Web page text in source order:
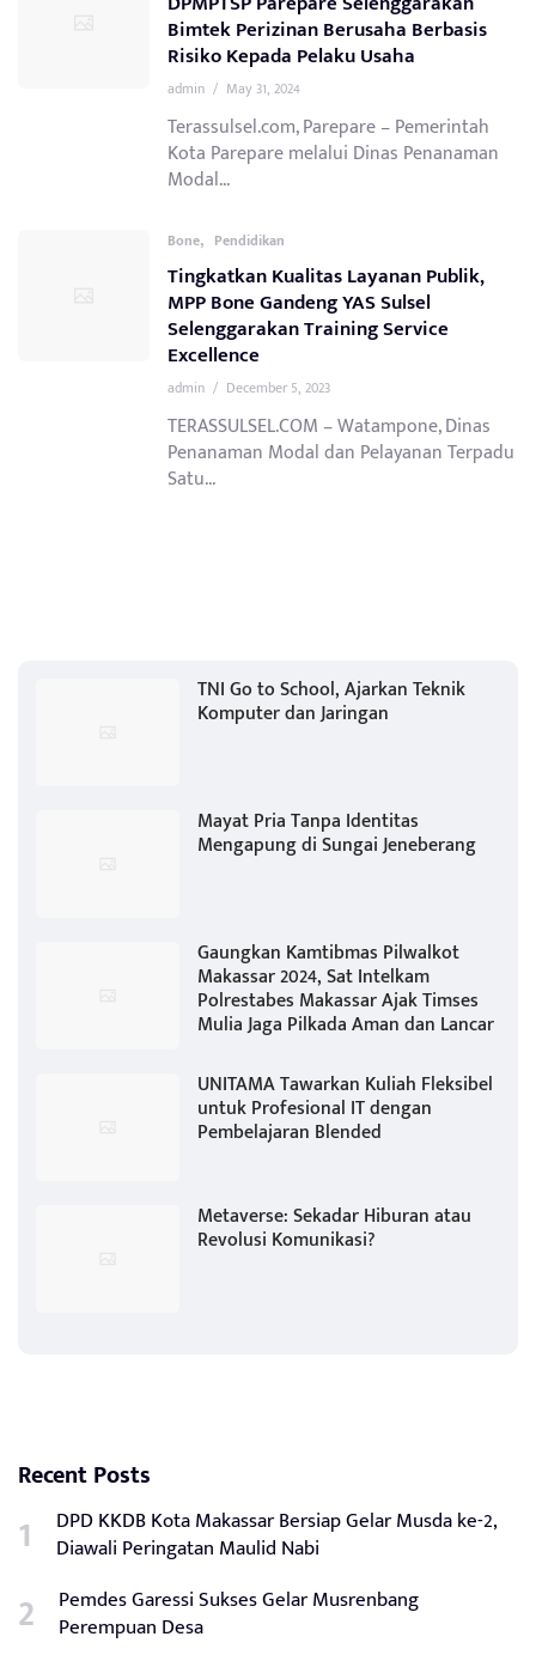
Bimtek Perizinan Berusaha Berbasis
Risiko Kepada Pelaku Usaha
admin / May 31, 2024
Terassulsel.com, Parepare – Pemerintah
Kota Parepare melalui Dinas Penanaman
Modal...
Bone, Pendidikan
Tingkatkan Kualitas Layanan Publik,
MPP Bone Gandeng YAS Sulsel
Selenggarakan Training Service
Excellence
admin / December 5, 2023
TERASSULSEL.COM – Watampone, Dinas
Penanaman Modal dan Pelayanan Terpadu
Satu...
TNI Go to School, Ajarkan Teknik
Komputer dan Jaringan
Mayat Pria Tanpa Identitas
Mengapung di Sungai Jeneberang
Gaungkan Kamtibmas Pilwalkot
Makassar 2024, Sat Intelkam
Polrestabes Makassar Ajak Timses
Mulia Jaga Pilkada Aman dan Lancar
UNITAMA Tawarkan Kuliah Fleksibel
untuk Profesional IT dengan
Pembelajaran Blended
Metaverse: Sekadar Hiburan atau
Revolusi Komunikasi?
Recent Posts
DPD KKDB Kota Makassar Bersiap Gelar Musda ke-2,
Diawali Peringatan Maulid Nabi
Pemdes Garessi Sukses Gelar Musrenbang
Perempuan Desa